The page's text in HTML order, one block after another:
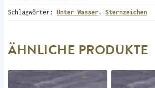
Schlagwörter:Unter Wasser,Sternzeichen
ÄHNLICHE PRODUKTE